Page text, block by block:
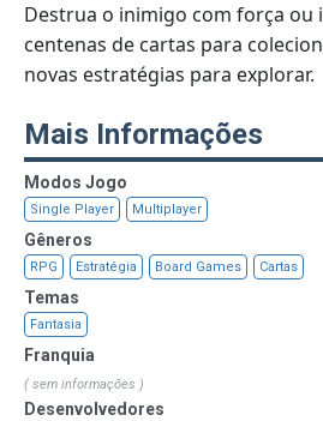
Destrua o inimigo com força
centenas de cartas para
novas estratégias para explorar.
Mais Informações
Modos Jogo
Single Player Multiplayer
Gêneros
RPG Estratégia Board Games Cartas
Temas
Fantasia
Franquia
( sem informações )
Desenvolvedores